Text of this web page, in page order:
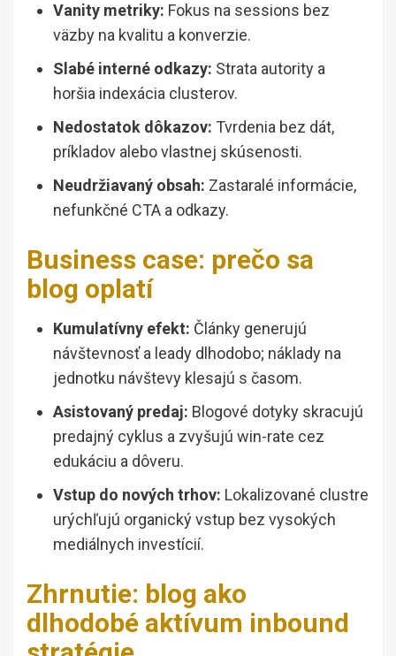
Vanity metriky: Fokus na sessions bez
väzby na kvalitu a konverzie.
Slabé interné odkazy: Strata autority a
horšia indexácia clusterov.
Nedostatok dôkazov: Tvrdenia bez dát,
príkladov alebo vlastnej skúsenosti.
Neudržiavaný obsah: Zastaralé informácie,
nefunkčné CTA a odkazy.
Business case: prečo sa
blog oplatí
Kumulatívny efekt: Články generujú
návštevnosť a leady dlhodobo; náklady na
jednotku návštevy klesajú s časom.
Asistovaný predaj: Blogové dotyky skracujú
predajný cyklus a zvyšujú win-rate cez
edukáciu a dôveru.
Vstup do nových trhov: Lokalizované clustre
urýchľujú organický vstup bez vysokých
mediálnych investícií.
Zhrnutie: blog ako
dlhodobé aktívum inbound